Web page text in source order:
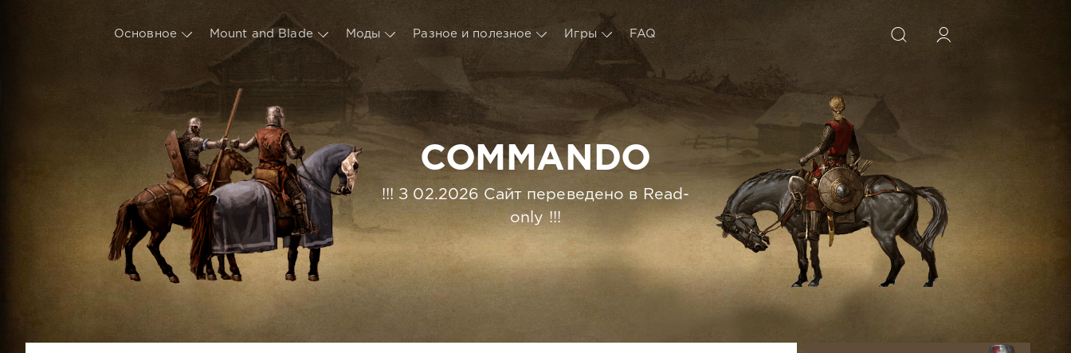
Основное Mount and Blade Моды Разное и полезное Игры FAQ
COMMANDO
!!! З 02.2026 Сайт переведено в Read-
only !!!